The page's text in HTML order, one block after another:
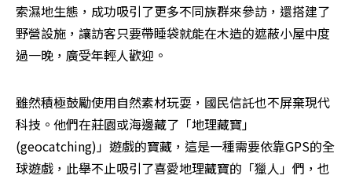
索濕地生態，成功吸引了更多不同族群來參訪，還搭建了
野營設施，讓訪客只要帶睡袋就能在木造的遮蔽小屋中度
過一晚，廣受年輕人歡迎。
雖然積極鼓勵使用自然素材玩耍，國民信託也不屏棄現代
科技。他們在莊園或海邊藏了「地理藏寶」
(geocatching)」遊戲的寶藏，這是一種需要依靠GPS的全
球遊戲，此舉不止吸引了喜愛地理藏寶的「獵人」們，也